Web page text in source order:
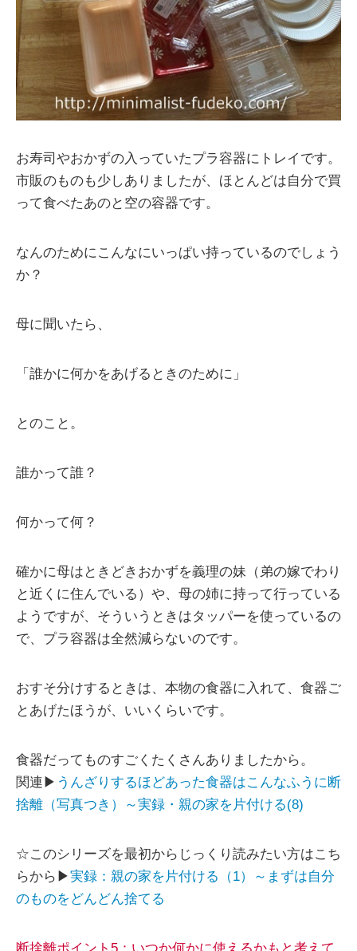
お寿司やおかずの入っていたプラ容器にトレイです。
市販のものも少しありましたが、ほとんどは自分で買
って食べたあのと空の容器です。
なんのためにこんなにいっぱい持っているのでしょう
か？
母に聞いたら、
「誰かに何かをあげるときのために」
とのこと。
誰かって誰？
何かって何？
確かに母はときどきおかずを義理の妹（弟の嫁でわり
と近くに住んでいる）や、母の姉に持って行っている
ようですが、そういうときはタッパーを使っているの
で、プラ容器は全然減らないのです。
おすそ分けするときは、本物の食器に入れて、食器ご
とあげたほうが、いいくらいです。
食器だってものすごくたくさんありましたから。
関連▶ うんざりするほどあった食器はこんなふうに断
捨離（写真つき）～実録・親の家を片付ける(8)
☆このシリーズを最初からじっくり読みたい方はこち
らから▶実録：親の家を片付ける（1）～まずは自分
のものをどんどん捨てる